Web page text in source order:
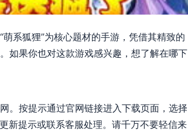
系狐狸”为核心题材的手游，凭借其精致的
如果你也对这款游戏感兴趣，想了解在哪下
。按提示通过官网链接进入下载页面，选择
新提示或联系客服处理。请千万不要轻信来